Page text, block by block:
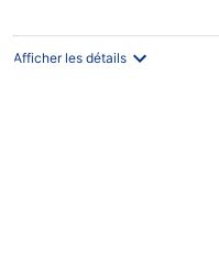
Afficher les détails